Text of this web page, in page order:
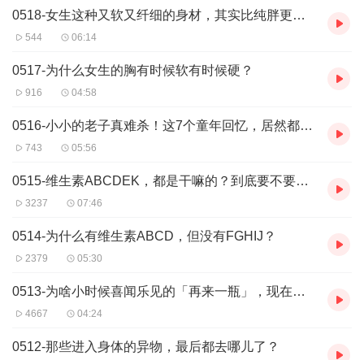
0518-女生这种又软又纤细的身材，其实比纯胖更危险！
544 06:14
0517-为什么女生的胸有时候软有时候硬？
916 04:58
0516-小小的老子真难杀！这7个童年回忆，居然都有毒！
743 05:56
0515-维生素ABCDEK，都是干嘛的？到底要不要额外补充？
3237 07:46
0514-为什么有维生素ABCD，但没有FGHIJ？
2379 05:30
0513-为啥小时候喜闻乐见的「再来一瓶」，现在都没了？
4667 04:24
0512-那些进入身体的异物，最后都去哪儿了？